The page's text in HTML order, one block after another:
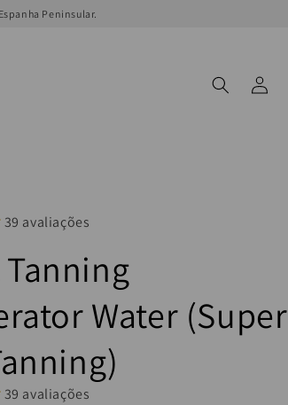
Peninsular.
Log
in
39 avaliações
Tanning
Water (Super
39 avaliações